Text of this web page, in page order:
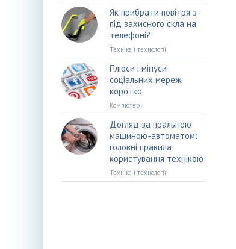
Як прибрати повітря з-
під захисного скла на
телефоні?
Техніка і технології
Плюси і мінуси
соціальних мереж
коротко
Компютери
Догляд за пральною
машиною-автоматом:
головні правила
користування технікою
Техніка і технології